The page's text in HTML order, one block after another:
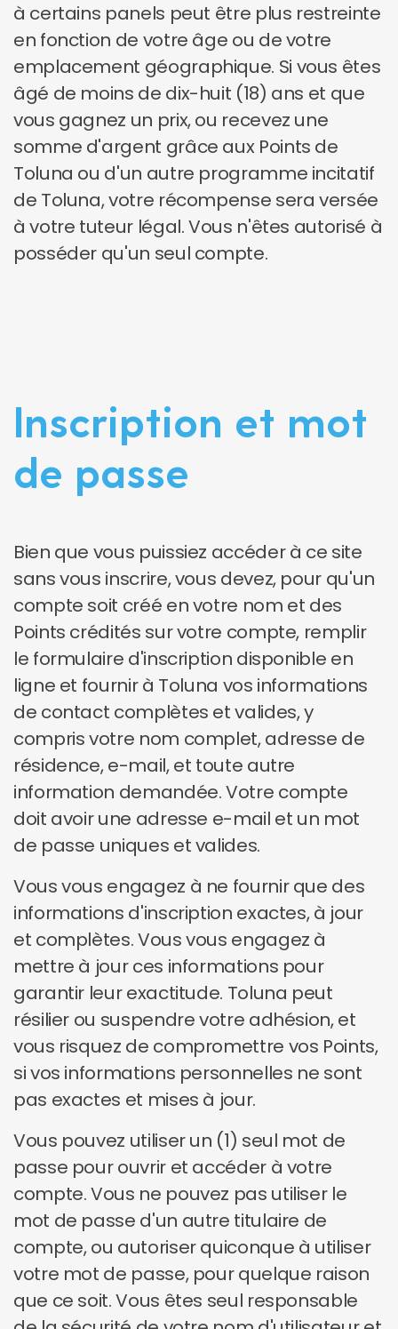
à certains panels peut être plus restreinte
en fonction de votre âge ou de votre
emplacement géographique. Si vous êtes
âgé de moins de dix-huit (18) ans et que
vous gagnez un prix, ou recevez une
somme d'argent grâce aux Points de
Toluna ou d'un autre programme incitatif
de Toluna, votre récompense sera versée
à votre tuteur légal. Vous n'êtes autorisé à
posséder qu'un seul compte.
Inscription et mot
de passe
Bien que vous puissiez accéder à ce site
sans vous inscrire, vous devez, pour qu'un
compte soit créé en votre nom et des
Points crédités sur votre compte, remplir
le formulaire d'inscription disponible en
ligne et fournir à Toluna vos informations
de contact complètes et valides, y
compris votre nom complet, adresse de
résidence, e-mail, et toute autre
information demandée. Votre compte
doit avoir une adresse e-mail et un mot
de passe uniques et valides.
Vous vous engagez à ne fournir que des
informations d'inscription exactes, à jour
et complètes. Vous vous engagez à
mettre à jour ces informations pour
garantir leur exactitude. Toluna peut
résilier ou suspendre votre adhésion, et
vous risquez de compromettre vos Points,
si vos informations personnelles ne sont
pas exactes et mises à jour.
Vous pouvez utiliser un (1) seul mot de
passe pour ouvrir et accéder à votre
compte. Vous ne pouvez pas utiliser le
mot de passe d'un autre titulaire de
compte, ou autoriser quiconque à utiliser
votre mot de passe, pour quelque raison
que ce soit. Vous êtes seul responsable